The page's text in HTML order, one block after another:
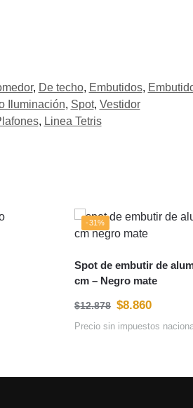
, De techo, Embutidos,
Iluminación, Spot, Vestidor
, Linea Tetris
-31%
Spot de embutir de
cm – Negro mate
$12.878 $8.860
Precio sin impuestos